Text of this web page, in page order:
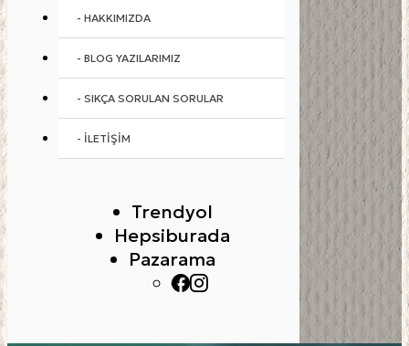
- HAKKIMIZDA
- BLOG YAZILARIMIZ
- SIKÇA SORULAN SORULAR
- İLETIŞIM
Trendyol
Hepsiburada
Pazarama